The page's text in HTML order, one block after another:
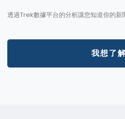
透過Trek數據平台的分析讓您知道你的新
我想了